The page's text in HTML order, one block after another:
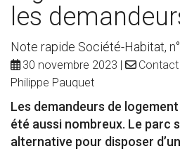
les
Note rapide Société-Habitat,
30 novembre 2023 Contact
Philippe Pauquet
Les demandeurs de
été aussi nombreux. Le parc
alternative pour disposer